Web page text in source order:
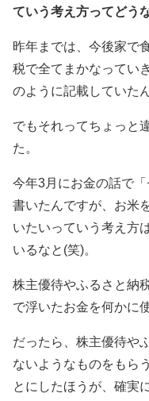
ていう考え方ってどう
昨年までは、今後家で
税で全てまかなってい
のように記載していた
でもそれってちょっと
た。
今年3月にお金の話で
書いたんですが、お米
いたいっていう考え方
いるなと(笑)。
株主優待やふるさと納
で浮いたお金を何かに
だったら、株主優待や
ないようなものをもら
とにしたほうが、確実